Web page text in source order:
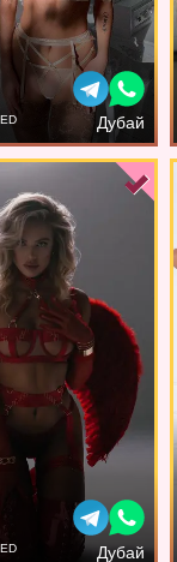
Дубай
Дубай